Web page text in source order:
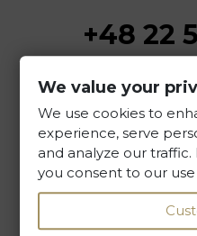
+48 22
We value your
We use cookies to
experience, serve
and analyze our
you consent to our